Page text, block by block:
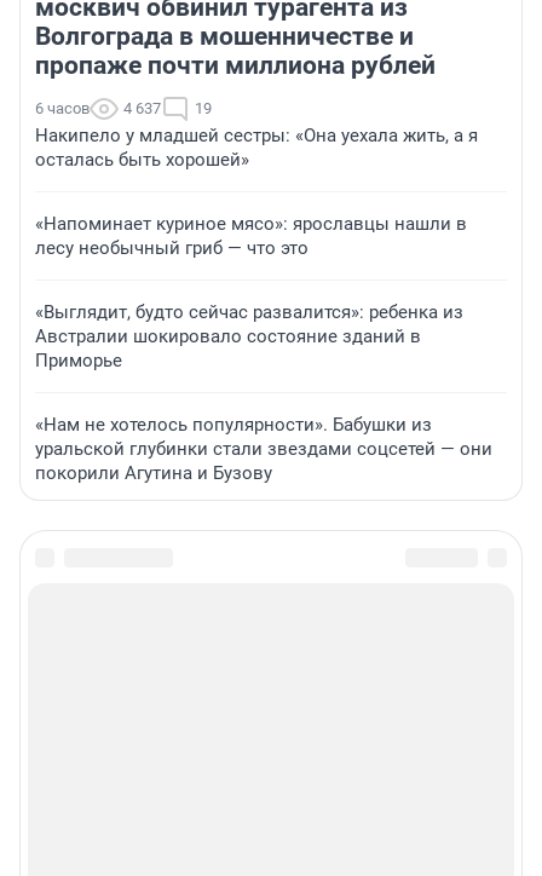
москвич обвинил турагента из
Волгограда в мошенничестве и
пропаже почти миллиона рублей
6 часов 4 637 19
Накипело у младшей сестры: «Она уехала жить, а я
осталась быть хорошей»
«Напоминает куриное мясо»: ярославцы нашли в
лесу необычный гриб — что это
«Выглядит, будто сейчас развалится»: ребенка из
Австралии шокировало состояние зданий в
Приморье
«Нам не хотелось популярности». Бабушки из
уральской глубинки стали звездами соцсетей — они
покорили Агутина и Бузову